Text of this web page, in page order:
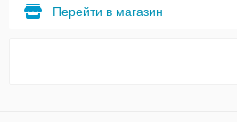
Перейти в магазин